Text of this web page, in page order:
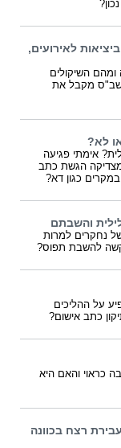
לאירועים,
השיקולים
מקבל את
לא?
אימתי פגיעה
הגשת כתב
כגון דא?
והשבתם
נחקרים למרות
להשבת תפוס?
על ההליכים
כתב אישום?
כראוי והאם היא
רצח בכוונה